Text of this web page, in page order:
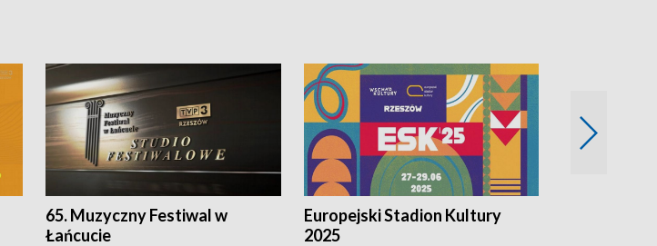
65. Muzyczny Festiwal w
Łańcucie
Europejski Stadion Kultury
2025